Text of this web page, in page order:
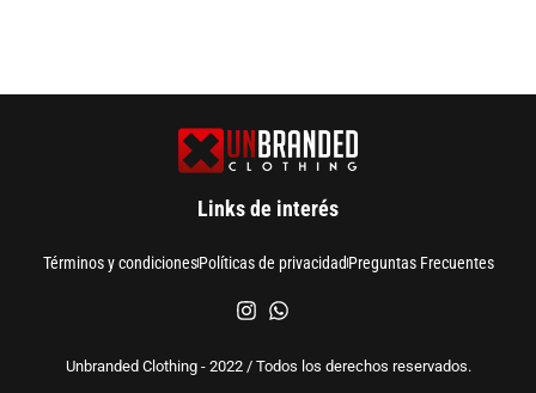
Links de interés
Términos y condicionesPolíticas de privacidadPreguntas Frecuentes
Unbranded Clothing - 2022 / Todos los derechos reservados.